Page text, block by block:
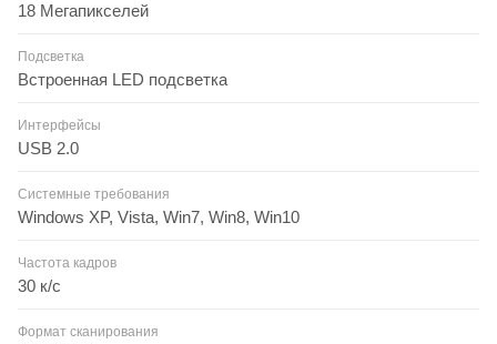
18 Мегапикселей
Подсветка
Встроенная LED подсветка
Интерфейсы
USB 2.0
Системные требования
Windows XP, Vista, Win7, Win8, Win10
Частота кадров
30 к/с
Формат сканирования